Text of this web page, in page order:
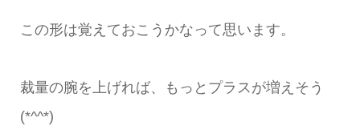
この形は覚えておこうかなって思います。
裁量の腕を上げれば、もっとプラスが増えそう
(*^^*)